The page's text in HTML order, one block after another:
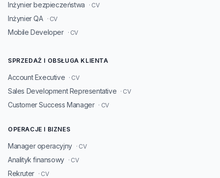
Inżynier bezpieczeństwa · CV
Inżynier QA · CV
Mobile Developer · CV
SPRZEDAŻ I OBSŁUGA KLIENTA
Account Executive · CV
Sales Development Representative · CV
Customer Success Manager · CV
OPERACJE I BIZNES
Manager operacyjny · CV
Analityk finansowy · CV
Rekruter · CV